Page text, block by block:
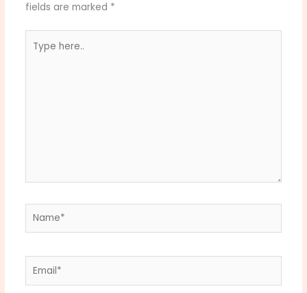
fields are marked *
here..
Name*
Email*